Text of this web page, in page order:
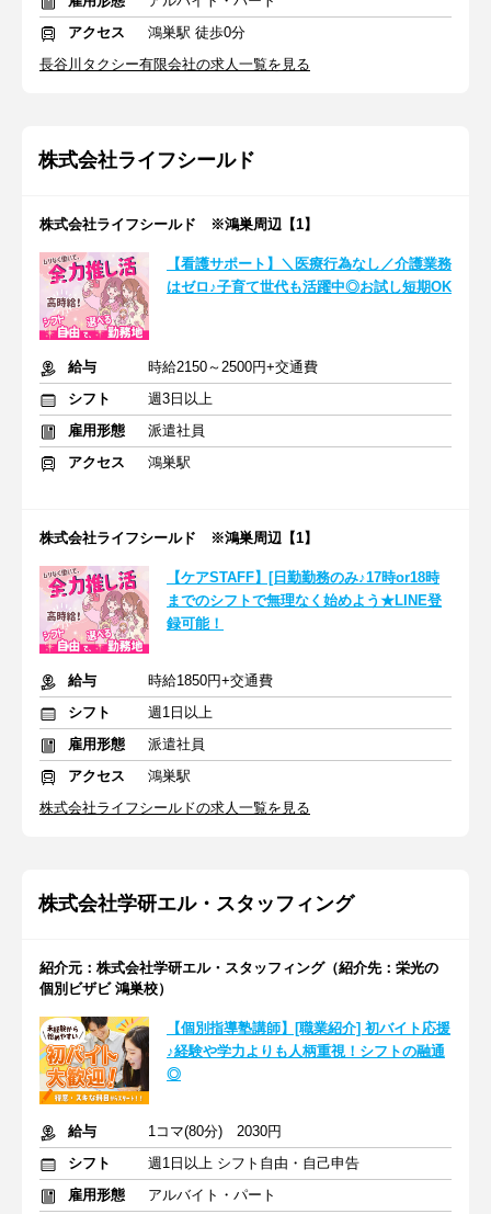
アクセス
鴻巣駅 徒歩0分
長谷川タクシー有限会社の求人一覧を見る
株式会社ライフシールド
株式会社ライフシールド ※鴻巣周辺【1】
【看護サポート】＼医療行為なし／介護業務
はゼロ♪子育て世代も活躍中◎お試し短期OK
給与
時給2150～2500円+交通費
シフト
週3日以上
雇用形態
派遣社員
アクセス
鴻巣駅
株式会社ライフシールド ※鴻巣周辺【1】
【ケアSTAFF】[日勤勤務のみ♪17時or18時
までのシフトで無理なく始めよう★LINE登
録可能！
給与
時給1850円+交通費
シフト
週1日以上
雇用形態
派遣社員
アクセス
鴻巣駅
株式会社ライフシールドの求人一覧を見る
株式会社学研エル・スタッフィング
紹介元：株式会社学研エル・スタッフィング（紹介先：栄光の
個別ビザビ 鴻巣校）
【個別指導塾講師】[職業紹介] 初バイト応援
♪経験や学力よりも人柄重視！シフトの融通
◎
給与
1コマ(80分) 2030円
シフト
週1日以上 シフト自由・自己申告
雇用形態
アルバイト・パート